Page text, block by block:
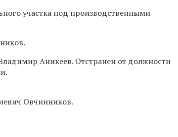
участка под производственными
Павел Овчинников.
Аникеев. Отстранен от должности
производства и убытки.
Овчинников.